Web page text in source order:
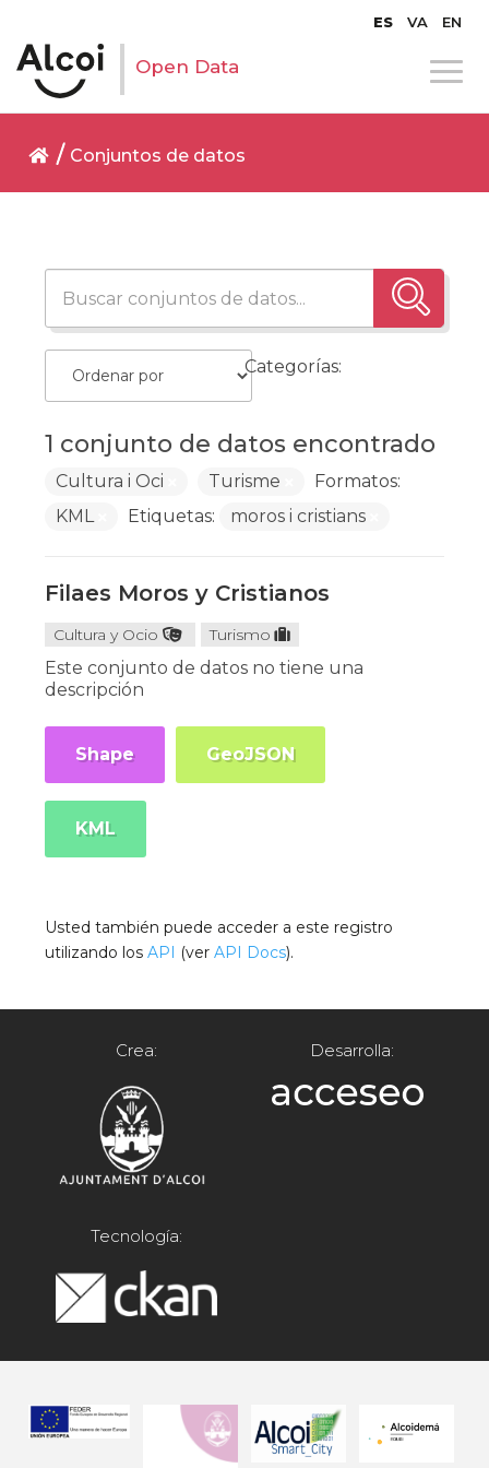
ES VA EN
Open Data
Conjuntos de datos
1 conjunto de datos encontrado
Categorías:
Cultura i Oci Turisme
Formatos:
KML
Etiquetas: moros i cristians
Filaes Moros y Cristianos
Cultura y Ocio Turismo
Este conjunto de datos no tiene una
descripción
Shape GeoJSON
KML
Usted también puede acceder a este registro
utilizando losAPI (verAPI Docs).
Crea: Desarrolla:
Tecnología: